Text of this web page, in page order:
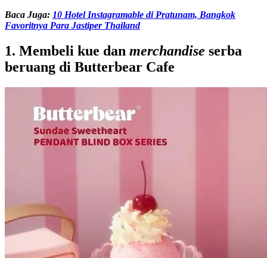
Baca Juga: 10 Hotel Instagramable di Pratunam, Bangkok
Favoritnya Para Jastiper Thailand
1. Membeli kue dan merchandise serba
beruang di Butterbear Cafe